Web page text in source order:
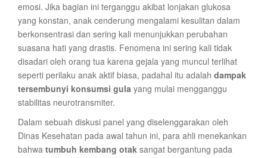
emosi. Jika bagian ini terganggu akibat lonjakan glukosa
yang konstan, anak cenderung mengalami kesulitan dalam
berkonsentrasi dan sering kali menunjukkan perubahan
suasana hati yang drastis. Fenomena ini sering kali tidak
disadari oleh orang tua karena gejala yang muncul terlihat
seperti perilaku anak aktif biasa, padahal itu adalah dampak
tersembunyi konsumsi gula yang mulai mengganggu
stabilitas neurotransmiter.
Dalam sebuah diskusi panel yang diselenggarakan oleh
Dinas Kesehatan pada awal tahun ini, para ahli menekankan
bahwa tumbuh kembang otak sangat bergantung pada